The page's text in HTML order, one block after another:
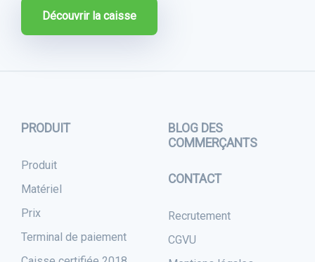
Découvrir la caisse
PRODUIT
Produit
Matériel
Prix
Terminal de paiement
BLOG DES
COMMERÇANTS
CONTACT
Recrutement
CGVU